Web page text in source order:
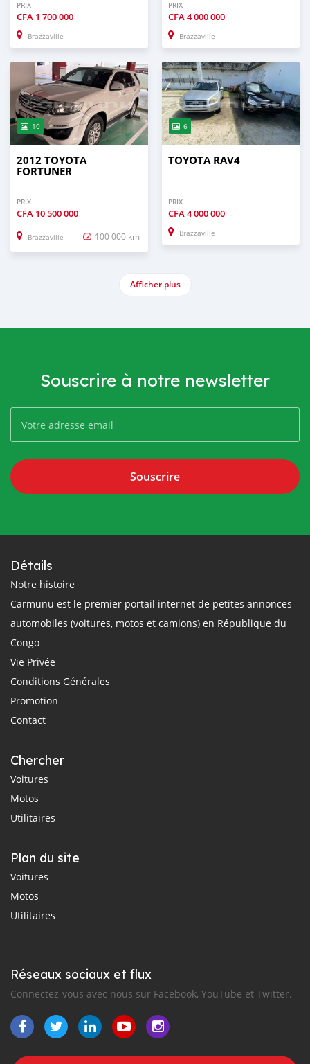
PRIX
CFA 1 700 000
Brazzaville
PRIX
CFA4 000 000
Brazzaville
10
2012 TOYOTA
FORTUNER
PRIX
CFA 10 500 000
Brazzaville 100 000 km
6
TOYOTA RAV4
PRIX
CFA4 000 000
Brazzaville
Afficher plus
Souscrire à notre newsletter
Souscrire
Détails
Notre histoire
Carmunu est le premier portail internet de petites annonces
automobiles (voitures, motos et camions) en République du
Congo
Vie Privée
Conditions Générales
Promotion
Contact
Chercher
Voitures
Motos
Utilitaires
Plan du site
Voitures
Motos
Utilitaires
Réseaux sociaux et flux
Connectez-vous avec nous sur Facebook, YouTube et Twitter.